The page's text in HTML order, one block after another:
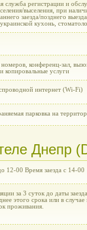
служба регистрации и
выселения, при
заезда/позднего
кухонь,
конференц-зал,
копировальные услуги
интернет (Wi-Fi)
парковка на
Днепр
12-00 Время заезда с 14-00
за 3 суток до даты
этого срока или в случае
проживания.